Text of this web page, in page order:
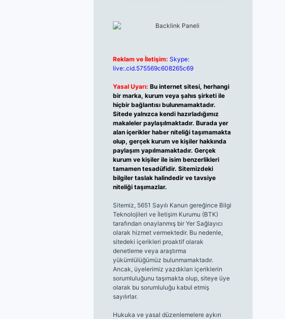
Reklam ve İletişim: Skype:
live:.cid.575569c608265c69
Yasal Uyarı: Bu internet sitesi, herhangi
bir marka, kurum veya şahıs şirketi ile
hiçbir bağlantısı bulunmamaktadır.
Sitede yalnızca kendi hazırladığımız
makaleler paylaşılmaktadır. Burada yer
alan içerikler haber niteliği taşımamakta
olup, gerçek kurum ve kişiler hakkında
paylaşım yapılmamaktadır. Gerçek
kurum ve kişiler ile isim benzerlikleri
tamamen tesadüfidir. Sitemizdeki
bilgiler taslak halindedir ve tavsiye
niteliği taşımazlar.
Sitemiz, 5651 Sayılı Kanun gereğince Bilgi
Teknolojileri ve İletişim Kurumu (BTK)
tarafından onaylanmış bir Yer Sağlayıcı
olarak hizmet vermektedir. Bu nedenle,
sitedeki içerikleri proaktif olarak
denetleme veya araştırma
yükümlülüğümüz bulunmamaktadır.
Ancak, üyelerimiz yazdıkları içeriklerin
sorumluluğunu taşımakta olup, siteye üye
olarak bu sorumluluğu kabul etmiş
sayılırlar.
Hukuka ve yasal düzenlemelere aykırı